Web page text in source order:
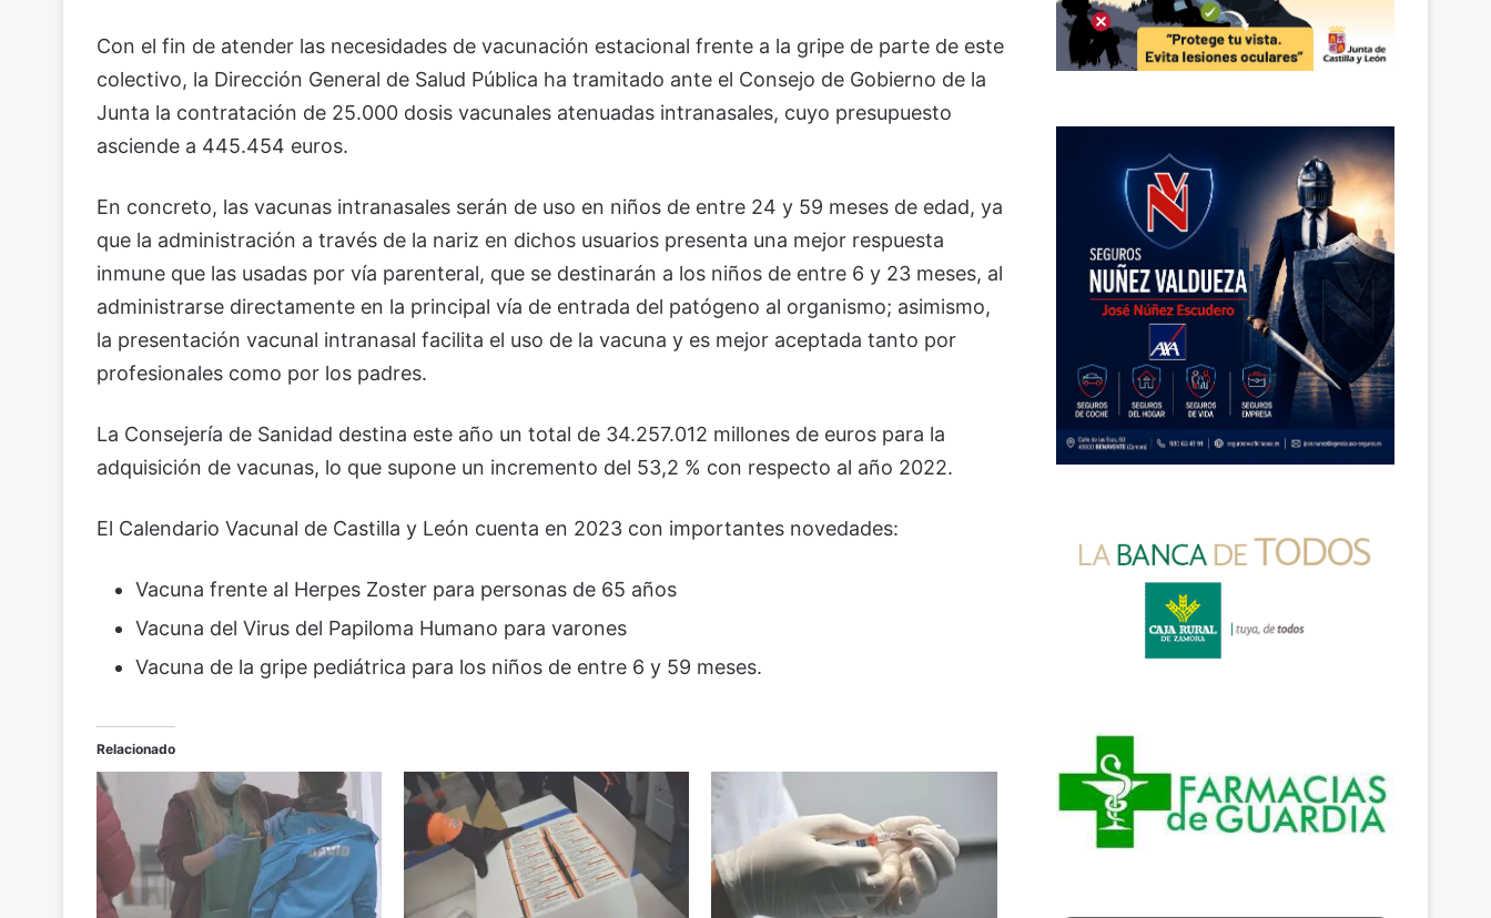
Con el fin de atender las necesidades de vacunación estacional frente a la gripe de parte de este
colectivo, la Dirección General de Salud Pública ha tramitado ante el Consejo de Gobierno de la
Junta la contratación de 25.000 dosis vacunales atenuadas intranasales, cuyo presupuesto
asciende a 445.454 euros.
En concreto, las vacunas intranasales serán de uso en niños de entre 24 y 59 meses de edad, ya
que la administración a través de la nariz en dichos usuarios presenta una mejor respuesta
inmune que las usadas por vía parenteral, que se destinarán a los niños de entre 6 y 23 meses, al
administrarse directamente en la principal vía de entrada del patógeno al organismo; asimismo,
la presentación vacunal intranasal facilita el uso de la vacuna y es mejor aceptada tanto por
profesionales como por los padres.
La Consejería de Sanidad destina este año un total de 34.257.012 millones de euros para la
adquisición de vacunas, lo que supone un incremento del 53,2 % con respecto al año 2022.
El Calendario Vacunal de Castilla y León cuenta en 2023 con importantes novedades:
Vacuna frente al Herpes Zoster para personas de 65 años
Vacuna del Virus del Papiloma Humano para varones
Vacuna de la gripe pediátrica para los niños de entre 6 y 59 meses.
Relacionado